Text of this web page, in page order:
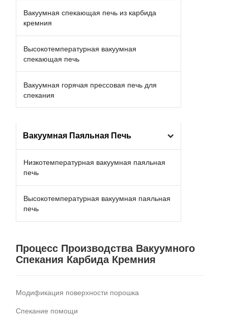
Вакуумная спекающая печь из карбида
кремния
Высокотемпературная вакуумная
спекающая печь
Вакуумная горячая прессовая печь для
спекания
Вакуумная Паяльная Печь
Низкотемпературная вакуумная паяльная
печь
Высокотемпературная вакуумная паяльная
печь
Процесс Производства Вакуумного
Спекания Карбида Кремния
Модификация поверхности порошка
Спекание помощи